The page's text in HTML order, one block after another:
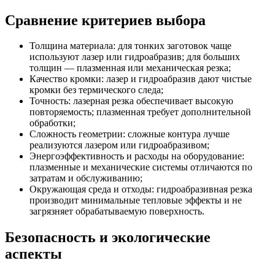
Сравнение критериев выбора
Толщина материала: для тонких заготовок чаще
используют лазер или гидроабразив; для больших
толщин — плазменная или механическая резка;
Качество кромки: лазер и гидроабразив дают чистые
кромки без термического следа;
Точность: лазерная резка обеспечивает высокую
повторяемость; плазменная требует дополнительной
обработки;
Сложность геометрии: сложные контура лучше
реализуются лазером или гидроабразивом;
Энергоэффективность и расходы на оборудование:
плазменные и механические системы отличаются по
затратам и обслуживанию;
Окружающая среда и отходы: гидроабразивная резка
производит минимальные тепловые эффекты и не
загрязняет обрабатываемую поверхность.
Безопасность и экологические
аспекты